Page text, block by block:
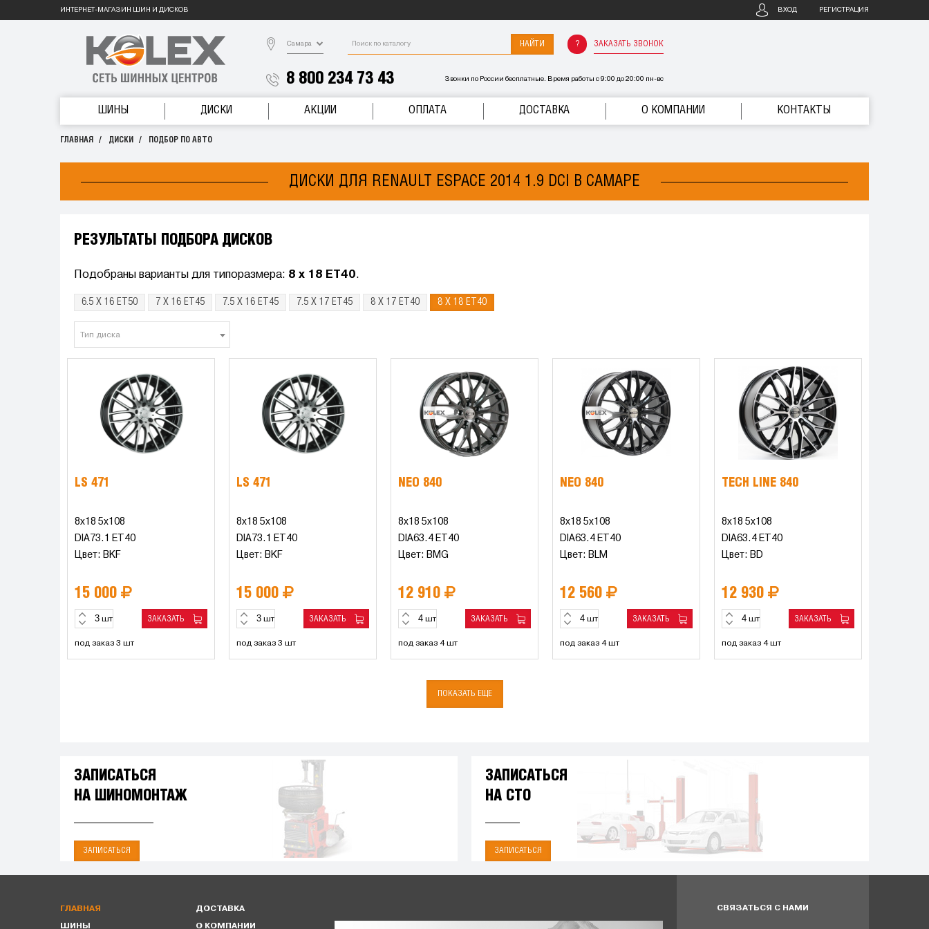
ИНТЕРНЕТ-МАГАЗИН ШИН И ДИСКОВ ВХОД РЕГИСТРАЦИЯ
Самара НАЙТИ ЗАКАЗАТЬ ЗВОНОК
8 800 234 73 43 Звонки по России бесплатные. Время работы с 9:00 до 20:00 пн-вс
ШИНЫ ДИСКИ АКЦИИ ОПЛАТА ДОСТАВКА О КОМПАНИИ КОНТАКТЫ
ГЛАВНАЯ ДИСКИ ПОДБОР ПО АВТО
ДИСКИ ДЛЯ RENAULT ESPACE 2014 1.9 DCI В САМАРЕ
РЕЗУЛЬТАТЫ ПОДБОРА ДИСКОВ
Подобраны варианты для типоразмера: 8 x 18 ET40.
6.5 X 16 ET50 7 X 16 ET45 7.5 X 16 ET45 7.5 X 17 ET45 8 X 17 ET40 8 X 18 ET40
Тип диска
LS 471
8x18 5x108
DIA73.1 ET40
Цвет: BKF
15 000
шт ЗАКАЗАТЬ
под заказ 3 шт
LS 471
8x18 5x108
DIA73.1 ET40
Цвет: BKF
15 000
шт ЗАКАЗАТЬ
под заказ 3 шт
NEO 840
8x18 5x108
DIA63.4 ET40
Цвет: BMG
12 910
шт ЗАКАЗАТЬ
под заказ 4 шт
NEO 840
8x18 5x108
DIA63.4 ET40
Цвет: BLM
12 560
шт ЗАКАЗАТЬ
под заказ 4 шт
TECH LINE 840
8x18 5x108
DIA63.4 ET40
Цвет: BD
12 930
шт ЗАКАЗАТЬ
под заказ 4 шт
ПОКАЗАТЬ ЕЩЕ
ЗАПИСАТЬСЯ
НА ШИНОМОНТАЖ
ЗАПИСАТЬСЯ
ЗАПИСАТЬСЯ
НА СТО
ЗАПИСАТЬСЯ
ГЛАВНАЯ
ШИНЫ
ДОСТАВКА
О КОМПАНИИ
СВЯЗАТЬСЯ С НАМИ